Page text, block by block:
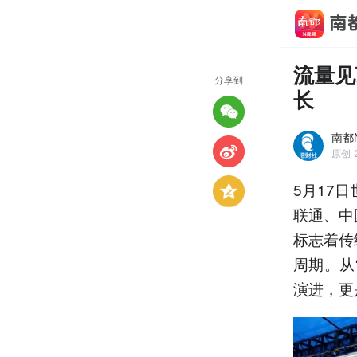
流量
长
南都
原创
5月17日
联通、
标志着
周期。
演进，
分享到